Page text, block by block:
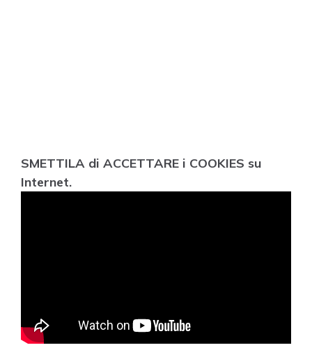
SMETTILA di ACCETTARE i COOKIES su
Internet.